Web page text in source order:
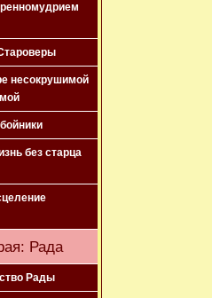
несокрушимой
без старца
Рада
Рады